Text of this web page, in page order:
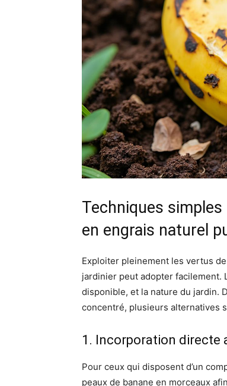
Techniques
en engrais naturel
Exploiter pleinement les vertus
jardinier peut adopter facilement.
disponible, et la nature du jardin.
concentré, plusieurs alternatives
1. Incorporation directe
Pour ceux qui disposent d’un
peaux de banane en morceaux